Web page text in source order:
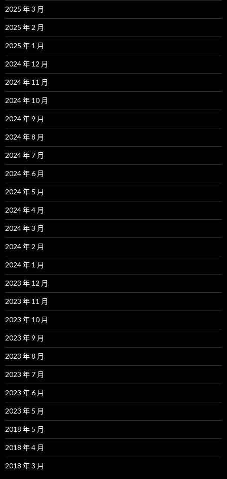
2025 年 3 月
2025 年 2 月
2025 年 1 月
2024 年 12 月
2024 年 11 月
2024 年 10 月
2024 年 9 月
2024 年 8 月
2024 年 7 月
2024 年 6 月
2024 年 5 月
2024 年 4 月
2024 年 3 月
2024 年 2 月
2024 年 1 月
2023 年 12 月
2023 年 11 月
2023 年 10 月
2023 年 9 月
2023 年 8 月
2023 年 7 月
2023 年 6 月
2023 年 5 月
2018 年 5 月
2018 年 4 月
2018 年 3 月